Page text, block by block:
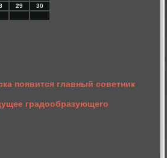
29
30
появится главный советник
градообразующего